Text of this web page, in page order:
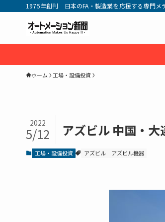
1975年創刊 日本のFA・製造業を応援する専門
ホーム 工場・設備投資
アズビル 中国・
2022
5/12
工場・設備投資 アズビル アズビル機器